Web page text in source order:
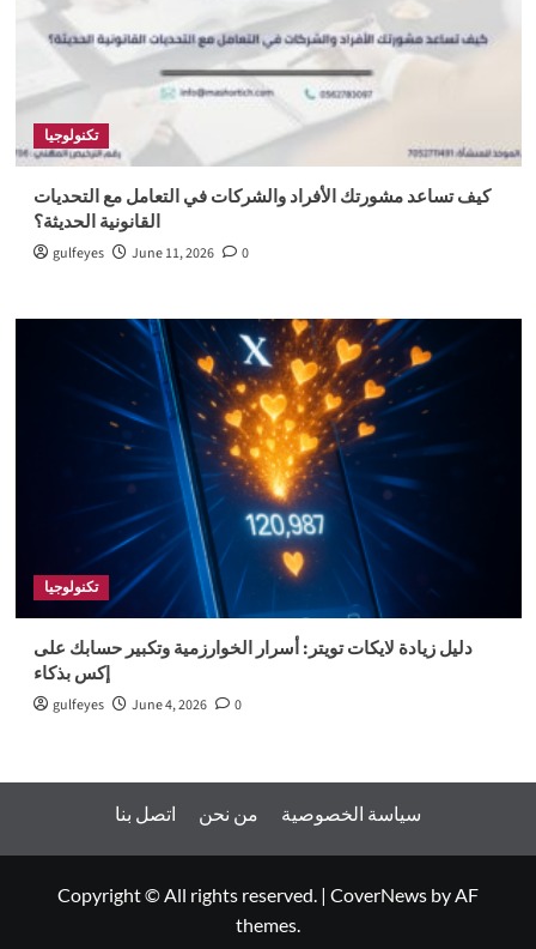
تكنولوجيا
كيف تساعد مشورتك الأفراد والشركات في التعامل مع التحديات
القانونية الحديثة؟
gulfeyes June 11, 2026 0
تكنولوجيا
دليل زيادة لايكات تويتر: أسرار الخوارزمية وتكبير حسابك على
إكس بذكاء
gulfeyes June 4, 2026 0
اتصل بنا من نحن سياسة الخصوصية
Copyright © All rights reserved. | CoverNews by AF
themes.